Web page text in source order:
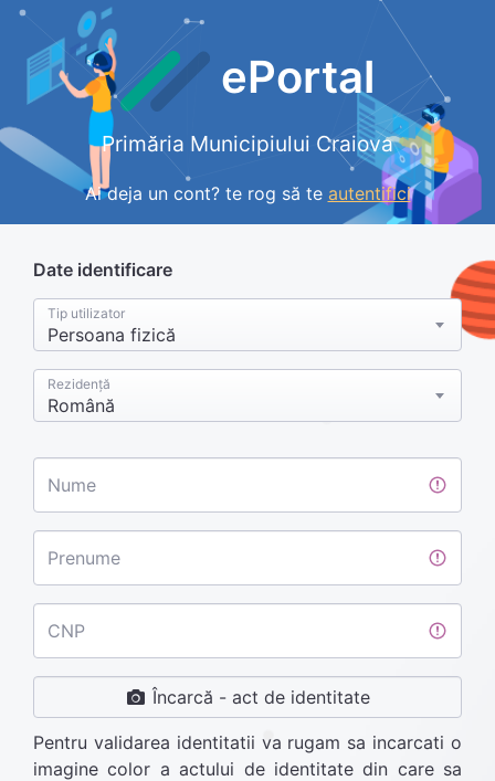
ePortal
Primăria Municipiului Craiova
Ai deja un cont? te rog să te autentifici
Date identificare
Persoana fizică
Tip utilizator
Română
Rezidență
Nume
Prenume
CNP
Încarcă - act de identitate
Pentru validarea identitatii va rugam sa incarcati o
imagine color a actului de identitate din care sa